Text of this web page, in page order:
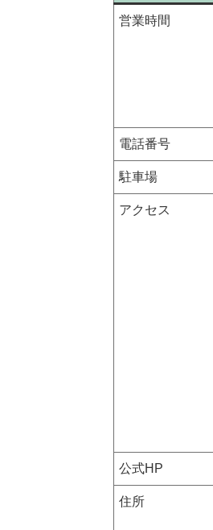
営業時間
電話番号
駐車場
アクセス
公式HP
住所